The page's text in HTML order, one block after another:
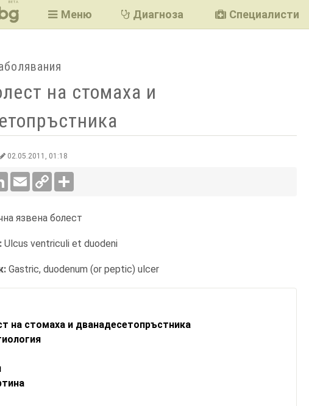
BETA
Меню Диагноза Специалисти
на стомаха и
02.05.2011, 01:18
LinkedInEmail
Copy
Link
язвена болест
Ulcus ventriculi et duodeni
Gastric, duodenum (or peptic) ulcer
на стомаха и дванадесетопръстника